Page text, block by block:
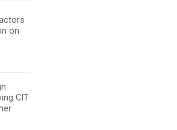
on
CIT